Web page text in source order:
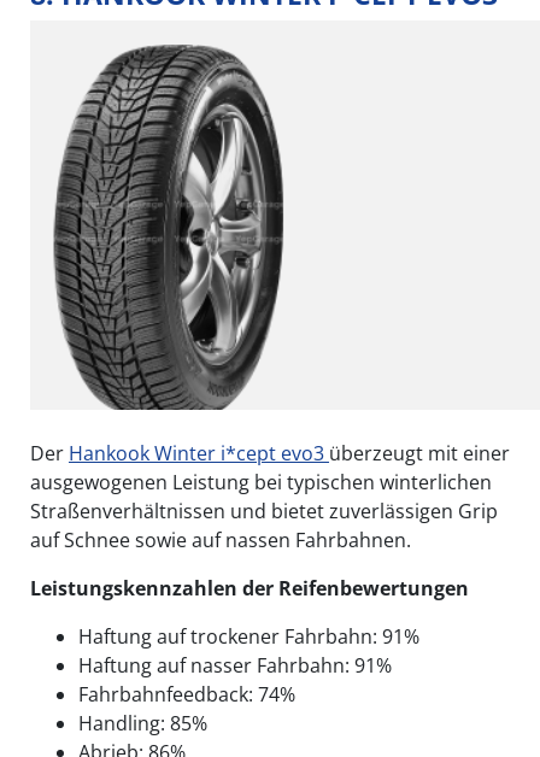
Der Hankook Winter i*cept evo3 überzeugt mit einer
ausgewogenen Leistung bei typischen winterlichen
Straßenverhältnissen und bietet zuverlässigen Grip
auf Schnee sowie auf nassen Fahrbahnen.
Leistungskennzahlen der Reifenbewertungen
Haftung auf trockener Fahrbahn: 91%
Haftung auf nasser Fahrbahn: 91%
Fahrbahnfeedback: 74%
Handling: 85%
Abrieb: 86%